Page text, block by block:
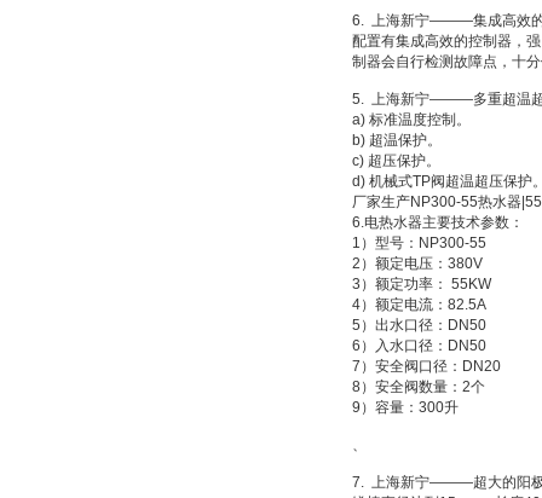
6. 上海新宁———集成高效
配置有集成高效的控制器，
制器会自行检测故障点，十
5. 上海新宁———多重超温
a) 标准温度控制。
b) 超温保护。
c) 超压保护。
d) 机械式TP阀超温超压保护
厂家生产NP300-55热水器
6.电热水器主要技术参数：
1）型号：NP300-55
2）额定电压：380V
3）额定功率： 55KW
4）额定电流：82.5A
5）出水口径：DN50
6）入水口径：DN50
7）安全阀口径：DN20
8）安全阀数量：2个
9）容量：300升
、
7. 上海新宁———超大的阳